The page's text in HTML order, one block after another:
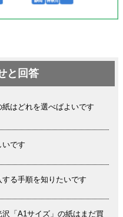
と回答
はどれを選べばよいです
いです
る手順を知りたいです
「A1サイズ」の紙はまだ買